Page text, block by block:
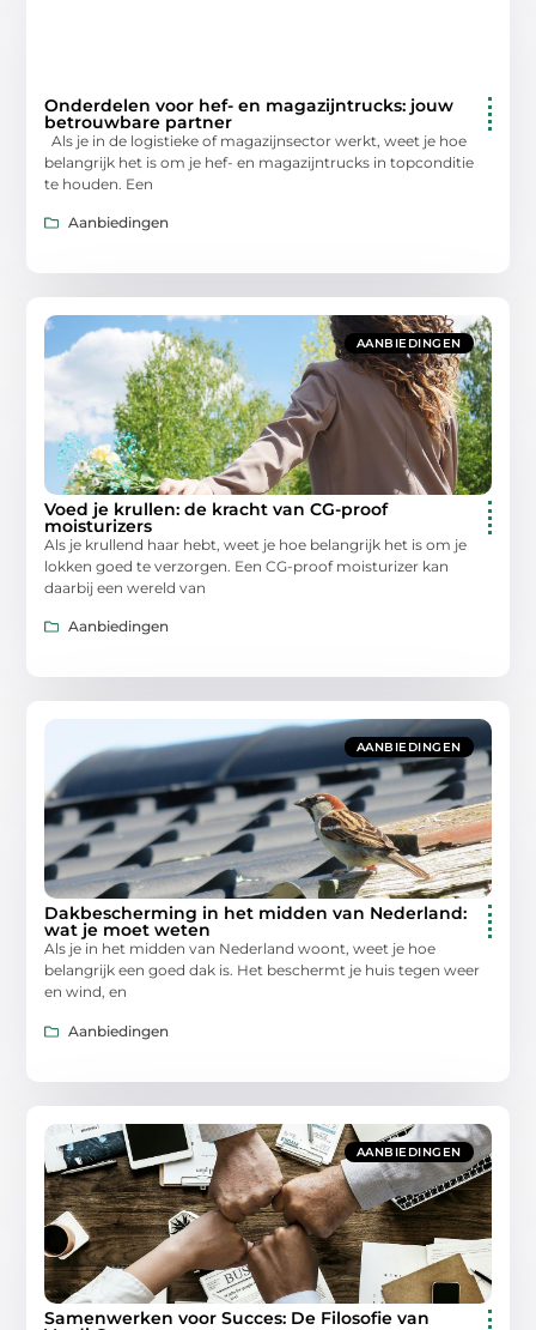
Onderdelen voor hef- en magazijntrucks: jouw
betrouwbare partner
Als je in de logistieke of magazijnsector werkt, weet je hoe
belangrijk het is om je hef- en magazijntrucks in topconditie
te houden. Een
Aanbiedingen
AANBIEDINGEN
Voed je krullen: de kracht van CG-proof
moisturizers
Als je krullend haar hebt, weet je hoe belangrijk het is om je
lokken goed te verzorgen. Een CG-proof moisturizer kan
daarbij een wereld van
Aanbiedingen
AANBIEDINGEN
Dakbescherming in het midden van Nederland:
wat je moet weten
Als je in het midden van Nederland woont, weet je hoe
belangrijk een goed dak is. Het beschermt je huis tegen weer
en wind, en
Aanbiedingen
AANBIEDINGEN
Samenwerken voor Succes: De Filosofie van